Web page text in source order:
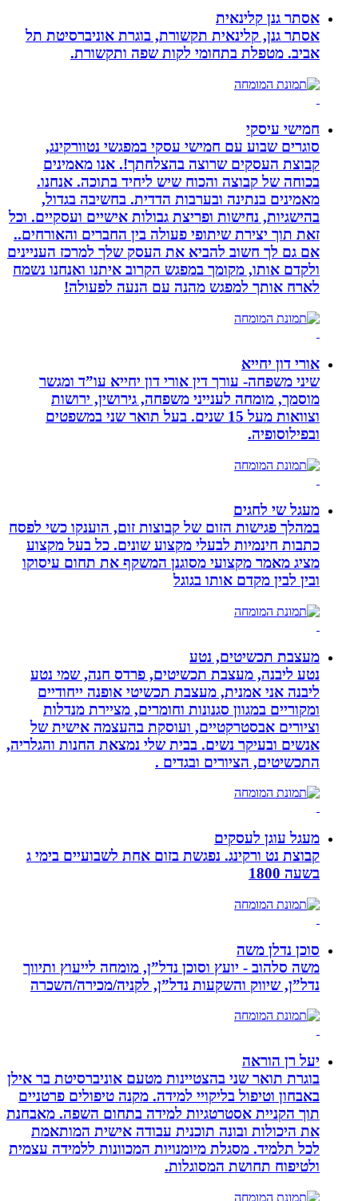
אסתר גנן קלינאית
אסתר גנן, קלינאית תקשורת, בוגרת אוניברסיטת תל
אביב. מטפלת בתחומי לקות שפה ותקשורת.
חמישי עיסקי
סוגרים שבוע עם חמישי עסקי במפגשי נטוורקינג,
קבוצת העסקים שרוצה בהצלחתך!. אנו מאמינים
בכוחה של קבוצה והכוח שיש ליחיד בתוכה. אנחנו.
מאמינים בנתינה ובערבות הדדית. בחשיבה בגדול,
בהישגיות, נחישות ופריצת גבולות אישיים ועסקיים. וכל
זאת תוך יצירת שיתופי פעולה בין החברים והאורחים..
אם גם לך חשוב להביא את העסק שלך למרכז העניינים
ולקדם אותו, מקומך במפגש הקרוב איתנו ואנחנו נשמח
לארח אותך למפגש מהנה עם הנעה לפעולה!
אורי דון יחייא
שיני משפחה- עורך דין אורי דון יחייא עו”ד ומגשר
מוסמך, מומחה לענייני משפחה, גירושין, ירושות
וצוואות מעל 15 שנים. בעל תואר שני במשפטים
ובפילוסופיה.
מעגל שי לחגים
במהלך פגישות הזום של קבוצות זום, הוענקו כשי לפסח
כתבות חינמיות לבעלי מקצוע שונים. כל בעל מקצוע
מציג מאמר מקצועי מסוגנן המשקף את תחום עיסוקו
ובין לבין מקדם אותו בגוגל
מעצבת תכשיטים, נטע
נטע ליבנה, מעצבת תכשיטים, פרדס חנה, שמי נטע
ליבנה אני אמנית, מעצבת תכשיטי אופנה ייחודיים
ומקוריים במגוון סגנונות וחומרים, מציירת מנדלות
וציורים אבסטרקטיים, ועוסקת בהעצמה אישית של
אנשים ובעיקר נשים. בבית שלי נמצאת החנות והגלריה,
התכשיטים, הציורים ובגדים .
מעגל עוגן לעסקים
קבוצת נט ורקינג. נפגשת בזום אחת לשבועיים בימי ג
בשעה 1800
סוכן נדלן משה
משה סלהוב - יועץ וסוכן נדל”ן, מומחה לייעוץ ותיווך
נדל”ן, שיווק והשקעות נדל”ן, לקניה/מכירה/השכרה
יעל רן הוראה
בוגרת תואר שני בהצטיינות מטעם אוניברסיטת בר אילן
באבחון וטיפול בליקויי למידה. מקנה טיפולים פרטניים
תוך הקניית אסטרטגיות למידה בתחום השפה. מאבחנת
את היכולות ובונה תוכנית עבודה אישית המותאמת
לכל תלמיד. מסגלת מיומנויות המכוונות ללמידה עצמית
ולטיפוח תחושת המסוגלות.